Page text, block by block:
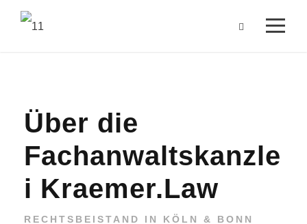
Über die
Fachanwaltskanzle
i Kraemer.Law
RECHTSBEISTAND IN KÖLN & BONN